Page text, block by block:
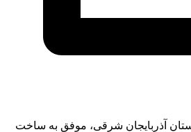
آذربایجان شرقی، موفق به ساخت